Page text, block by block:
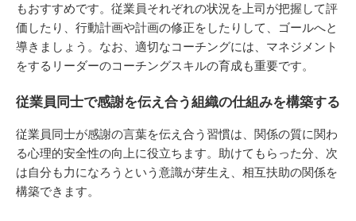
もおすすめです。従業員それぞれの状況を上司が把握して評
価したり、行動計画や計画の修正をしたりして、ゴールへと
導きましょう。なお、適切なコーチングには、マネジメント
をするリーダーのコーチングスキルの育成も重要です。
従業員同士で感謝を伝え合う組織の仕組みを構築する
従業員同士が感謝の言葉を伝え合う習慣は、関係の質に関わ
る心理的安全性の向上に役立ちます。助けてもらった分、次
は自分も力になろうという意識が芽生え、相互扶助の関係を
構築できます。